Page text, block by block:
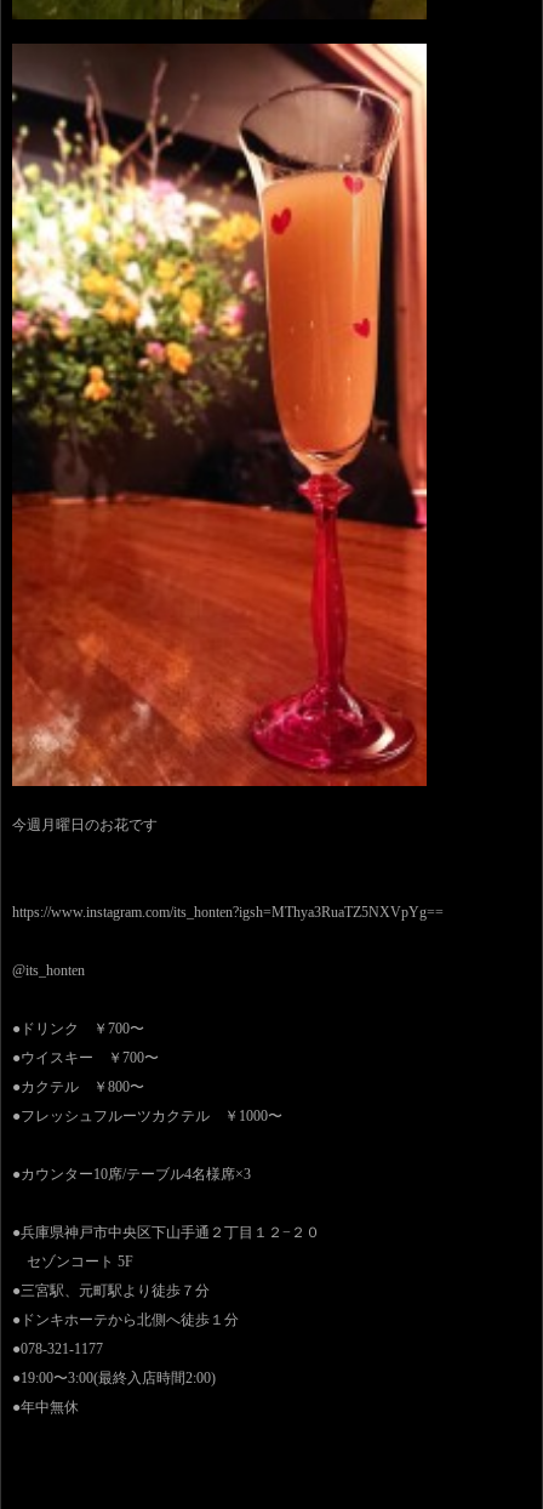
今週月曜日のお花です
https://www.instagram.com/its_honten?igsh=MThya3RuaTZ5NXVpYg==
@its_honten
●ドリンク ￥700〜
●ウイスキー ￥700〜
●カクテル ￥800〜
●フレッシュフルーツカクテル ￥1000〜
●カウンター10席/テーブル4名様席×3
●兵庫県神戸市中央区下山手通２丁目１２−２０
セゾンコート 5F
●三宮駅、元町駅より徒歩７分
●ドンキホーテから北側へ徒歩１分
●078-321-1177
●19:00〜3:00(最終入店時間2:00)
●年中無休